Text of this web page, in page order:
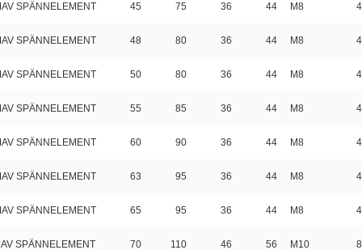
SPÄNNELEMENT 45 75 36 44 M8
SPÄNNELEMENT 48 80 36 44 M8
SPÄNNELEMENT 50 80 36 44 M8
SPÄNNELEMENT 55 85 36 44 M8
SPÄNNELEMENT 60 90 36 44 M8
SPÄNNELEMENT 63 95 36 44 M8
SPÄNNELEMENT 65 95 36 44 M8
SPÄNNELEMENT 70 110 46 56 M10